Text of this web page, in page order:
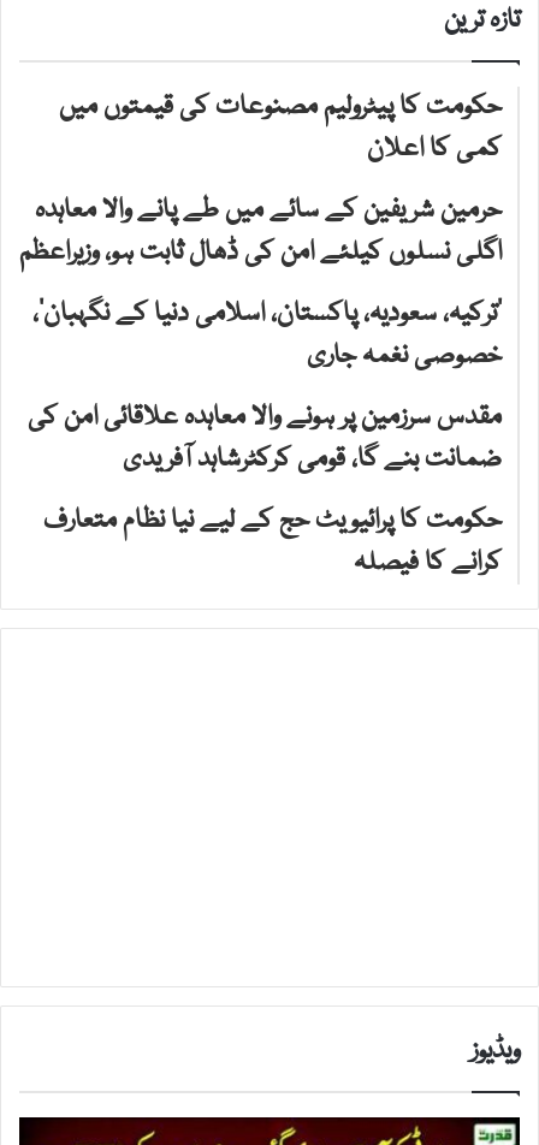
تازہ ترین
حکومت کا پیٹرولیم مصنوعات کی قیمتوں میں
کمی کا اعلان
حرمین شریفین کے سائے میں طے پانے والا معاہدہ
اگلی نسلوں کیلئے امن کی ڈھال ثابت ہو، وزیراعظم
‘ترکیہ، سعودیہ، پاکستان، اسلامی دنیا کے نگہبان’،
خصوصی نغمہ جاری
مقدس سرزمین پر ہونے والا معاہدہ علاقائی امن کی
ضمانت بنے گا، قومی کرکٹرشاہد آفریدی
حکومت کا پرائیویٹ حج کے لیے نیا نظام متعارف
کرانے کا فیصلہ
ویڈیوز